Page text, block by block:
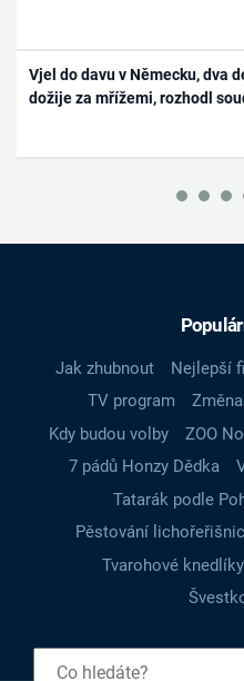
Vjel do davu v Německu, dva
dožije za mřížemi, rozhodl
Jak zhubnout Nejlepší
TV program
Kdy budou volby
ZOO
7 pádů Honzy Dědka
Tatarák podle
Pěstování
Tvarohové knedlíky